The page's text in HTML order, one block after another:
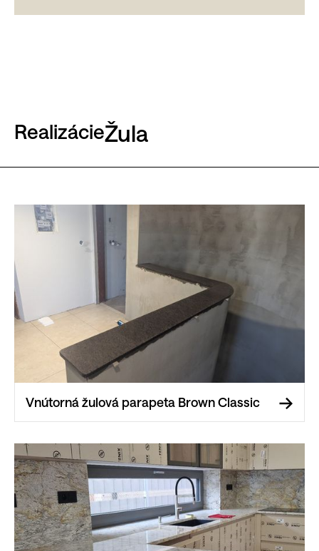
RealizácieŽula
Vnútorná žulová parapeta Brown Classic